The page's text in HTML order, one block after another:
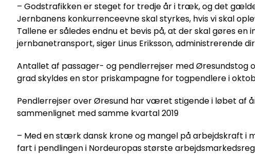
– Godstrafikken er steget for tredje år i træk, og det
Jernbanens konkurrenceevne skal styrkes, hvis vi skal
Tallene er således endnu et bevis på, at der skal gøres
jernbanetransport, siger Linus Eriksson, administrerende
Antallet af passager- og pendlerrejser med
grad skyldes en stor priskampagne for togpendlere i
Pendlerrejser over Øresund har været stigende i løbet af
sammenlignet med samme kvartal 2019
– Med en stærk dansk krone og mangel på arbejdskraft
fart i pendlingen i Nordeuropas største